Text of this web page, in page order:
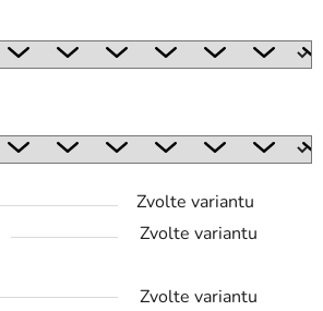
Zvolte variantu
Zvolte variantu
Zvolte variantu